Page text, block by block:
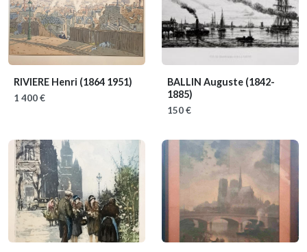
RIVIERE Henri (1864 1951)
1 400 €
BALLIN Auguste (1842-
1885)
150 €